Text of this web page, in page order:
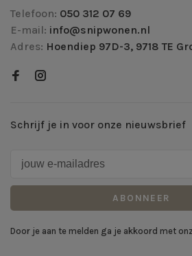
Telefoon: 050 312 07 69
E-mail: info@snipwonen.nl
Adres: Hoendiep 97D-3, 9718 TE
Schrijf je in voor onze nieuwsbrief
ABONNEER
Door je aan te melden ga je akkoord met